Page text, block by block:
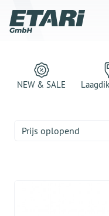
NEW & SALE
Prijs oplopend